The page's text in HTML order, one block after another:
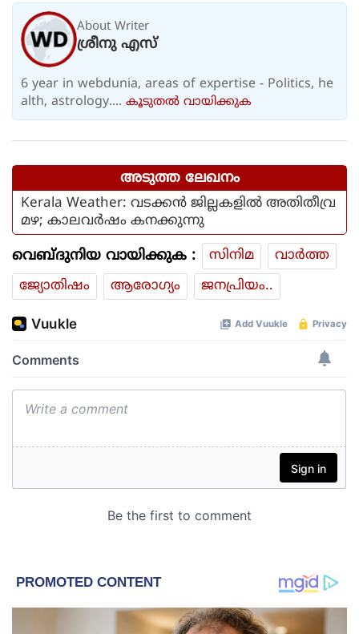
ചെയ്തു
About Writer
ശ്രീനു എസ്
6 year in webdunia, areas of expertise - Politics, he
alth, astrology.... കൂടുതല്‍ വായിക്കുക
അടുത്ത ലേഖനം
Kerala Weather: വടക്കൻ ജില്ലകളിൽ അതിതീവ്ര
മഴ; കാലവർഷം കനക്കുന്നു
വെബ്ദുനിയ വായിക്കുക : സിനിമ
വാര്‍ത്ത
ജ്യോതിഷം
ആരോഗ്യം ജനപ്രിയം..